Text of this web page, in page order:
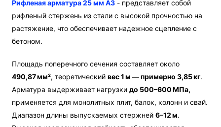
Рифленая арматура 25 мм А3 - представляет собой
рифленый стержень из стали с высокой прочностью на
растяжение, что обеспечивает надежное сцепление с
бетоном.
Площадь поперечного сечения составляет около
490,87 мм², теоретическийвес 1 м — примерно 3,85 кг.
Арматура выдерживает нагрузкидо 500–600 МПа,
применяется для монолитных плит, балок, колонн и свай.
Диапазон длины выпускаемых стержней6–12 м.